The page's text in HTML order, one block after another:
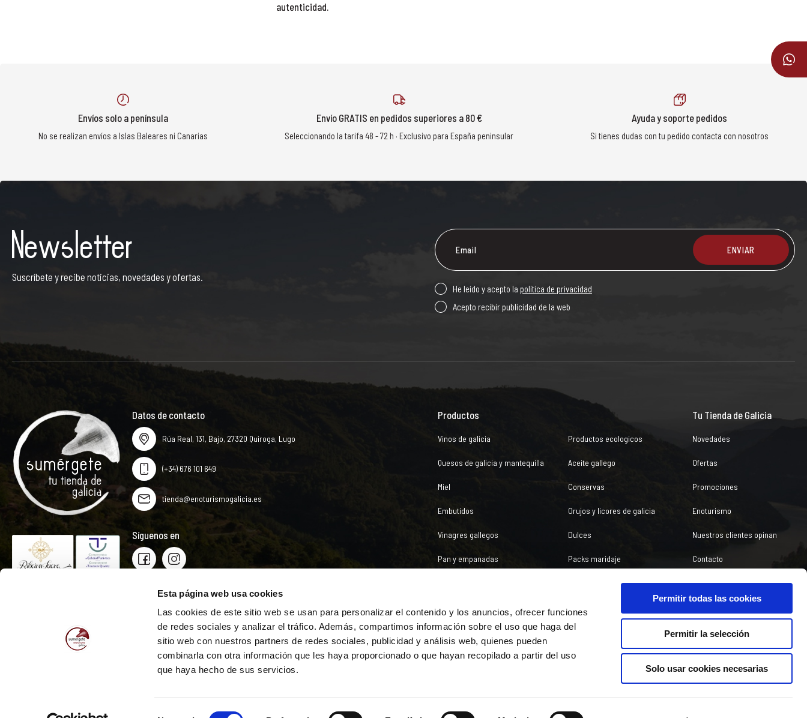
Esta página web usa cookies
Las cookies de este sitio web se usan para personalizar el contenido y los anuncios, ofrecer funciones
de redes sociales y analizar el tráfico. Además, compartimos información sobre el uso que haga del
sitio web con nuestros partners de redes sociales, publicidad y análisis web, quienes pueden
combinarla con otra información que les haya proporcionado o que hayan recopilado a partir del uso
que haya hecho de sus servicios.
Permitir todas las cookies
Permitir la selección
Solo usar cookies necesarias
autenticidad.
Envíos solo a península
No se realizan envíos a Islas Baleares ni Canarias
Envío GRATIS en pedidos superiores a 80 €
Seleccionando la tarifa 48 - 72 h · Exclusivo para España peninsular
Ayuda y soporte pedidos
Si tienes dudas con tu pedido contacta con nosotros
Newsletter
Suscríbete y recibe noticias, novedades y ofertas.
ENVIAR
He leído y acepto la política de privacidad
Acepto recibir publicidad de la web
Datos de contacto
Rúa Real, 131, Bajo, 27320 Quiroga, Lugo
(+34) 676 101 649
tienda@enoturismogalicia.es
Síguenos en
Productos
Vinos de galicia
Quesos de galicia y mantequilla
Miel
Embutidos
Vinagres gallegos
Pan y empanadas
Productos ecologicos
Aceite gallego
Conservas
Orujos y licores de galicia
Dulces
Packs maridaje
Tu Tienda de Galicia
Novedades
Ofertas
Promociones
Enoturismo
Nuestros clientes opinan
Contacto
Aviso legal Política de privacidad Condiciones de venta Política de cookies
Tu Tienda de Galicia © 2026